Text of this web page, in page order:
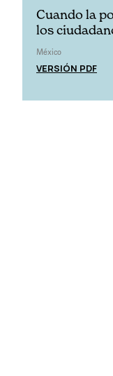
Cuando la
los
México
VERSIÓN PDF